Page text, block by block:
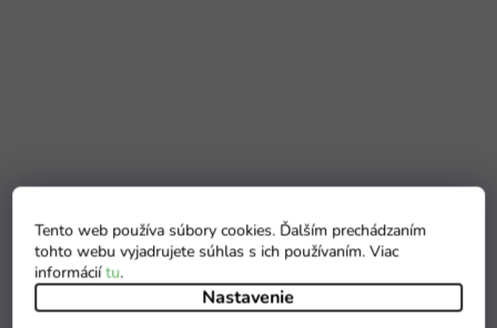
Tento web používa súbory cookies. Ďalším prechádzaním
tohto webu vyjadrujete súhlas s ich používaním. Viac
informáciítu.
Nastavenie